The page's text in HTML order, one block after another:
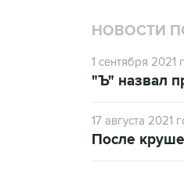
НОВОСТИ
1 сентября 2021
"Ъ" назвал
17 августа 2021
После